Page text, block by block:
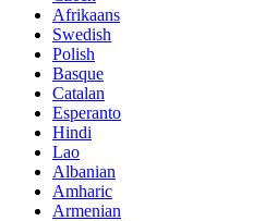
Afrikaans
Swedish
Polish
Basque
Catalan
Esperanto
Hindi
Lao
Albanian
Amharic
Armenian